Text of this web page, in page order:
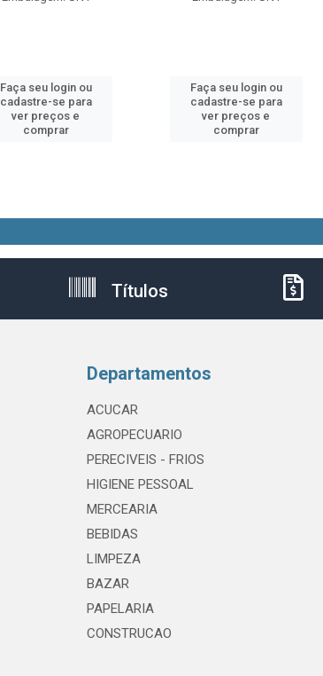
Faça seu login ou
cadastre-se para
ver preços e
comprar
Faça seu login ou
cadastre-se para
ver preços e
comprar
Títulos
Departamentos
ACUCAR
AGROPECUARIO
PERECIVEIS - FRIOS
HIGIENE PESSOAL
MERCEARIA
BEBIDAS
LIMPEZA
BAZAR
PAPELARIA
CONSTRUCAO